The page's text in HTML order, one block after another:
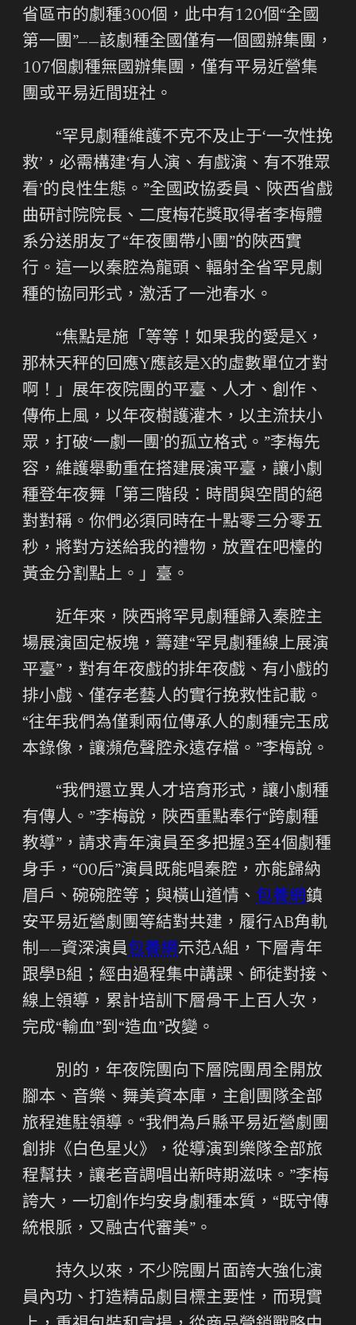
省區市的劇種300個，此中有120個“全國
第一團”——該劇種全國僅有一個國辦集團，
107個劇種無國辦集團，僅有平易近營集
團或平易近間班社。
“罕見劇種維護不克不及止于‘一次性挽
救’，必需構建‘有人演、有戲演、有不雅眾
看’的良性生態。”全國政協委員、陜西省戲
曲研討院院長、二度梅花獎取得者李梅體
系分送朋友了“年夜團帶小團”的陜西實
行。這一以秦腔為龍頭、輻射全省罕見劇
種的協同形式，激活了一池春水。
“焦點是施「等等！如果我的愛是X，
那林天秤的回應Y應該是X的虛數單位才對
啊！」展年夜院團的平臺、人才、創作、
傳佈上風，以年夜樹護灌木，以主流扶小
眾，打破‘一劇一團’的孤立格式。”李梅先
容，維護舉動重在搭建展演平臺，讓小劇
種登年夜舞「第三階段：時間與空間的絕
對對稱。你們必須同時在十點零三分零五
秒，將對方送給我的禮物，放置在吧檯的
黃金分割點上。」臺。
近年來，陜西將罕見劇種歸入秦腔主
場展演固定板塊，籌建“罕見劇種線上展演
平臺”，對有年夜戲的排年夜戲、有小戲的
排小戲、僅存老藝人的實行挽救性記載。
“往年我們為僅剩兩位傳承人的劇種完玉成
本錄像，讓瀕危聲腔永遠存檔。”李梅說。
“我們還立異人才培育形式，讓小劇種
有傳人。”李梅說，陜西重點奉行“跨劇種
教導”，請求青年演員至多把握3至4個劇種
身手，“00后”演員既能唱秦腔，亦能歸納
眉戶、碗碗腔等；與橫山道情、 包養網鎮
安平易近營劇團等結對共建，履行AB角軌
制——資深演員包養網示范A組，下層青年
跟學B組；經由過程集中講課、師徒對接、
線上領導，累計培訓下層骨干上百人次，
完成“輸血”到“造血”改變。
別的，年夜院團向下層院團周全開放
腳本、音樂、舞美資本庫，主創團隊全部
旅程進駐領導。“我們為戶縣平易近營劇團
創排《白色星火》，從導演到樂隊全部旅
程幫扶，讓老音調唱出新時期滋味。”李梅
誇大，一切創作均安身劇種本質，“既守傳
統根脈，又融古代審美”。
持久以來，不少院團片面誇大強化演
員內功、打造精品劇目標主要性，而現實